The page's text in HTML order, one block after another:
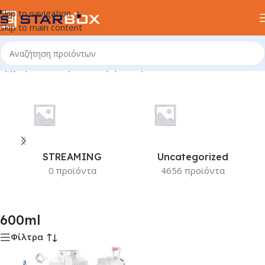
Skip to navigation
Skip to main content
Αρχική σελίδα/Προϊόν Χωρητικότητα/600ml
STREAMING
0 προϊόντα
Uncategorized
4656 προϊόντα
600ml
Φίλτρα